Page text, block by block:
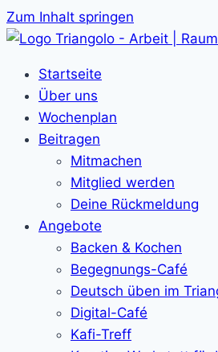
Zum Inhalt springen
Startseite
Über uns
Wochenplan
Beitragen
Mitmachen
Mitglied werden
Deine Rückmeldung
Angebote
Backen & Kochen
Begegnungs-Café
Deutsch üben im
Digital-Café
Kafi-Treff